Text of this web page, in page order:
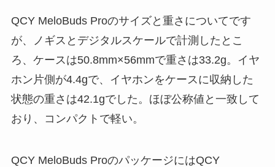
QCY MeloBuds Proのサイズと重さについてです
が、ノギスとデジタルスケールで計測したとこ
ろ、ケースは50.8mm×56mmで重さは33.2g。イヤ
ホン片側が4.4gで、イヤホンをケースに収納した
状態の重さは42.1gでした。ほぼ公称値と一致して
おり、コンパクトで軽い。
QCY MeloBuds ProのパッケージにはQCY